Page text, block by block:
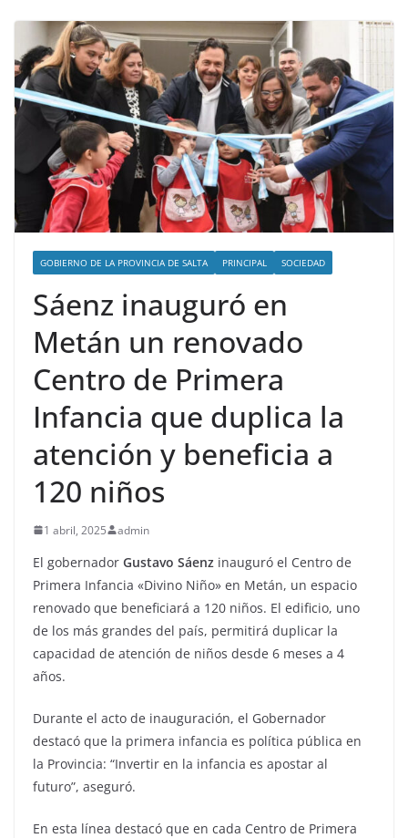
GOBIERNO DE LA PROVINCIA DE SALTA PRINCIPAL SOCIEDAD
Sáenz inauguró en
Metán un renovado
Centro de Primera
Infancia que duplica la
atención y beneficia a
120 niños
1 abril, 2025 admin
El gobernador Gustavo Sáenz inauguró el Centro de
Primera Infancia «Divino Niño» en Metán, un espacio
renovado que beneficiará a 120 niños. El edificio, uno
de los más grandes del país, permitirá duplicar la
capacidad de atención de niños desde 6 meses a 4
años.
Durante el acto de inauguración, el Gobernador
destacó que la primera infancia es política pública en
la Provincia: “Invertir en la infancia es apostar al
futuro”, aseguró.
En esta línea destacó que en cada Centro de Primera